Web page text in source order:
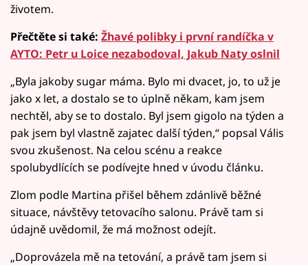
životem.
Přečtěte si také: Žhavé polibky i první randíčka v
AYTO: Petr u Loice nezabodoval, Jakub Naty oslnil
„Byla jakoby sugar máma. Bylo mi dvacet, jo, to už je
jako x let, a dostalo se to úplně někam, kam jsem
nechtěl, aby se to dostalo. Byl jsem gigolo na týden a
pak jsem byl vlastně zajatec další týden,“ popsal Vális
svou zkušenost. Na celou scénu a reakce
spolubydlících se podívejte hned v úvodu článku.
Zlom podle Martina přišel během zdánlivě běžné
situace, návštěvy tetovacího salonu. Právě tam si
údajně uvědomil, že má možnost odejít.
„Doprovázela mě na tetování, a právě tam jsem si